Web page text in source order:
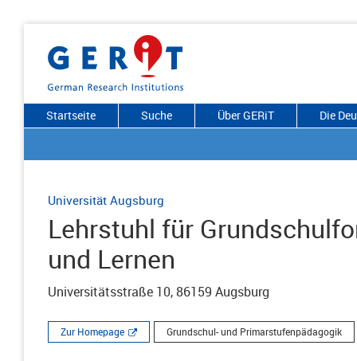
Startseite Suche Über GERiT Die
Universität Augsburg
Lehrstuhl für
und Lernen
Universitätsstraße 10, 86159 Augsburg
Zur Homepage Grundschul- und Primarstufenpädagogik